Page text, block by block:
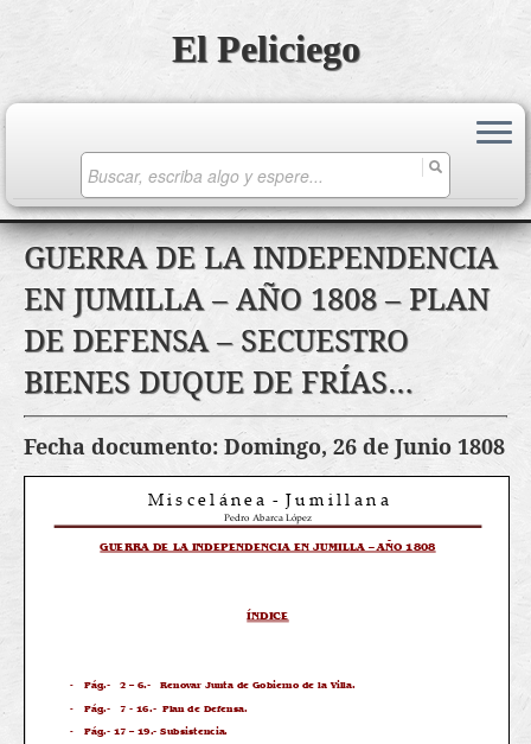
Saltar
contenido
El Peliciego
GUERRA DE LA INDEPENDENCIA
EN JUMILLA – AÑO 1808 – PLAN
DE DEFENSA – SECUESTRO
BIENES DUQUE DE FRÍAS…
Fecha documento: Domingo, 26 de Junio 1808